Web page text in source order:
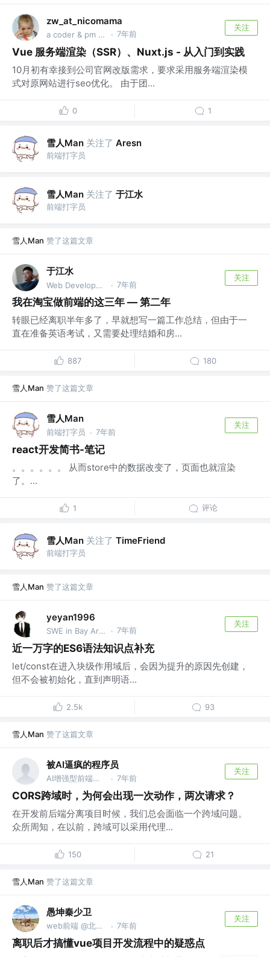
zw_at_nicomama
a coder & pm @nicomama · 7年前
关注
Vue 服务端渲染（SSR）、Nuxt.js - 从入门到实践
10月初有幸接到公司官网改版需求，要求采用服务端渲染模
式对原网站进行seo优化。 由于团...
0 1
雪人Man 关注了 Aresn
前端打字员
雪人Man 关注了 于江水
前端打字员
雪人Man 赞了这篇文章
于江水
Web Developer @Ex-Taobaoer · 7年前
关注
我在淘宝做前端的这三年 — 第二年
转眼已经离职半年多了，早就想写一篇工作总结，但由于一
直在准备英语考试，又需要处理结婚和房...
887 180
雪人Man 赞了这篇文章
雪人Man
前端打字员 · 7年前
关注
react开发简书-笔记
。。。。。。 从而store中的数据改变了，页面也就渲染
了。...
1 评论
雪人Man 关注了 TimeFriend
前端打字员
雪人Man 赞了这篇文章
yeyan1996
SWE in Bay Area @TikTok · 7年前
关注
近一万字的ES6语法知识点补充
let/const在进入块级作用域后，会因为提升的原因先创建，
但不会被初始化，直到声明语...
2.5k 93
雪人Man 赞了这篇文章
被AI逼疯的程序员
AI增强型前端专家 @微信搜：AI重构前端 · 7年前
关注
CORS跨域时，为何会出现一次动作，两次请求？
在开发前后端分离项目时候，我们总会面临一个跨域问题。
众所周知，在以前，跨域可以采用代理...
150 21
雪人Man 赞了这篇文章
愚坤秦少卫
web前端 @北京迅单科技有限公司 · 7年前
关注
离职后才搞懂vue项目开发流程中的疑惑点